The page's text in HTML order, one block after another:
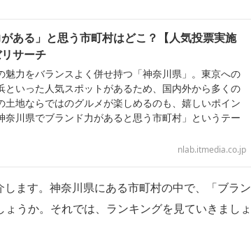
ある」と思う市町村はどこ？【人気投票実施
サーチ
力をバランスよく併せ持つ「神奈川県」。東京への
といった人気スポットがあるため、国内外から多くの
土地ならではのグルメが楽しめるのも、嬉しいポイン
川県でブランド力があると思う市町村」というテー
nlab.itmedia.co.jp
ます。神奈川県にある市町村の中で、「ブラン
うか。それでは、ランキングを見ていきましょ